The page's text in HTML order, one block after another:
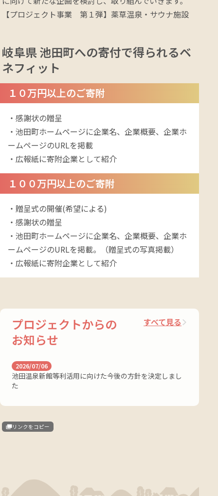
【プロジェクト事業　第１弾】薬草温泉・サウナ施設
岐阜県 池田町への寄付で得られるベ
ネフィット
１０万円以上のご寄附
・感謝状の贈呈
・池田町ホームページに企業名、企業概要、企業ホ
ームページのURLを掲載
・広報紙に寄附企業として紹介
１００万円以上のご寄附
・贈呈式の開催(希望による)
・感謝状の贈呈
・池田町ホームページに企業名、企業概要、企業ホ
ームページのURLを掲載。（贈呈式の写真掲載）
・広報紙に寄附企業として紹介
プロジェクトからの
お知らせ
すべて見る
2026/07/06
池田温泉新館等利活用に向けた今後の方針を決定しまし
た
リンクをコピー